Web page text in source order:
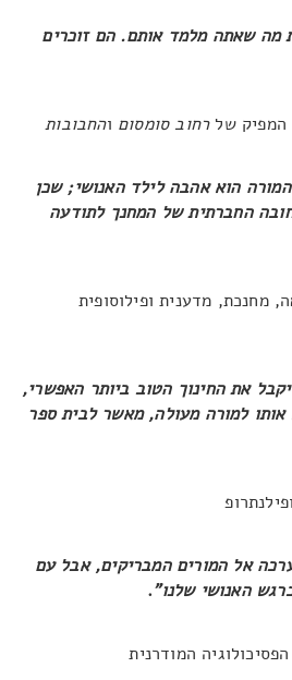
מה שאתה מלמד אותם. הם זוכרים
המפיק שלרחוב סומסום והחבובות
הוא אהבה לילד האנושי; שכן
החברתית של המחנך לתודעה
מחנכת, מדענית ופילוסופית
את החינוך הטוב ביותר האפשרי,
למורה מעולה, מאשר לבית ספר
אל המורים המבריקים, אבל עם
האנושי שלנו".
המודרנית